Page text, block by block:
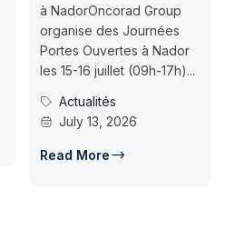
à NadorOncorad Group
organise des Journées
Portes Ouvertes à Nador
les 15-16 juillet (09h-17h)...
Actualités
July 13, 2026
Read More